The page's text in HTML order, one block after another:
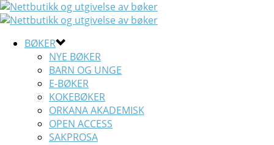
BØKER
NYE BØKER
BARN OG UNGE
E-BØKER
KOKEBØKER
ORKANA AKADEMISK
OPEN ACCESS
SAKPROSA